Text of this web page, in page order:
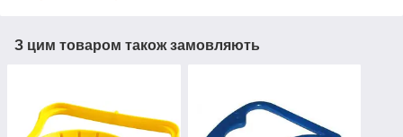
З цим товаром також замовляють